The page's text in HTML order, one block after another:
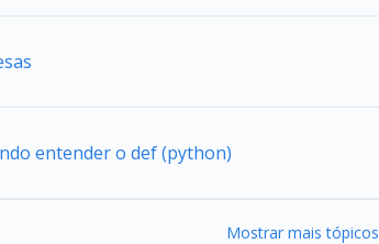
entender o def (python)
Mostrar mais tópicos